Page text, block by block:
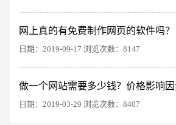
网上真的有免费制作网页的软件吗？
日期：2019-09-17 浏览次数：8147
做一个网站需要多少钱？价格影响因
日期：2019-03-29 浏览次数：8407